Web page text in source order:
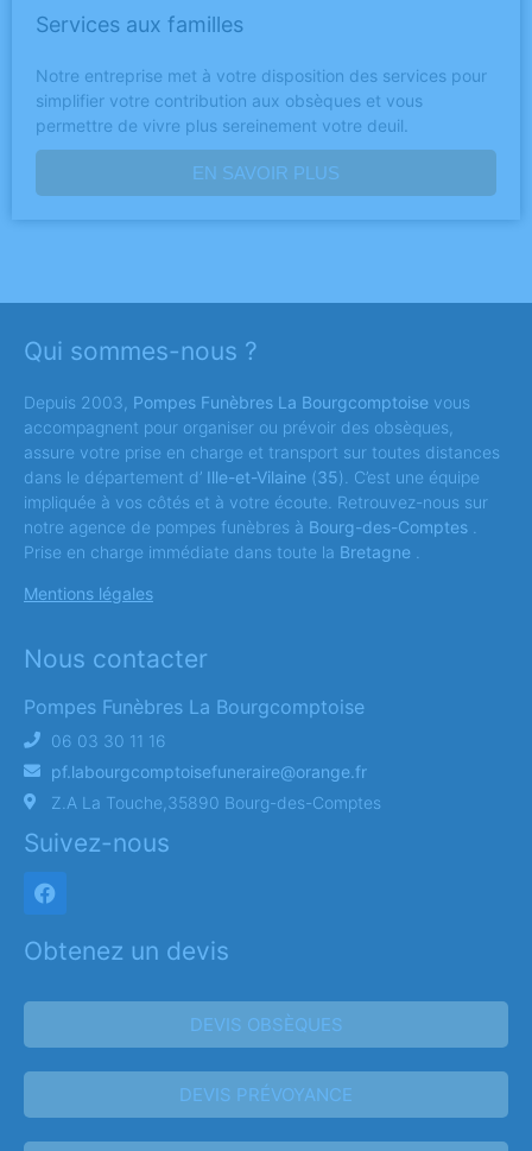
Services aux familles
Notre entreprise met à votre disposition des services pour
simplifier votre contribution aux obsèques et vous
permettre de vivre plus sereinement votre deuil.
EN SAVOIR PLUS
Qui sommes-nous ?
Depuis 2003, Pompes Funèbres La Bourgcomptoise vous
accompagnent pour organiser ou prévoir des obsèques,
assure votre prise en charge et transport sur toutes distances
dans le département d’ Ille-et-Vilaine (35). C’est une équipe
impliquée à vos côtés et à votre écoute. Retrouvez-nous sur
notre agence de pompes funèbres à Bourg-des-Comptes
Prise en charge immédiate dans toute la Bretagne
Mentions légales
Nous contacter
Pompes Funèbres La Bourgcomptoise
06 03 30 11 16
pf.labourgcomptoisefuneraire@orange.fr
Z.A La Touche,35890 Bourg-des-Comptes
Suivez-nous
Obtenez un devis
DEVIS OBSÈQUES
DEVIS PRÉVOYANCE